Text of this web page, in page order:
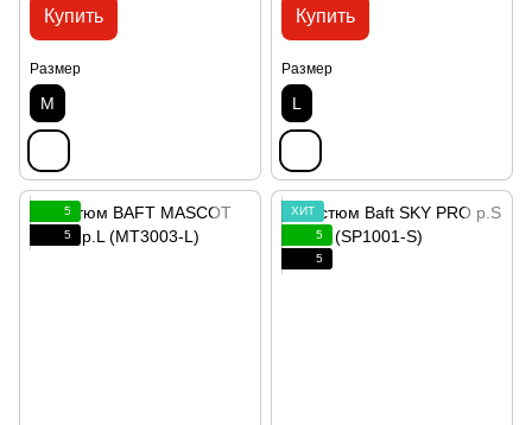
Купить
Размер
M
Купить
Размер
L
5
5
ХИТ
5
5